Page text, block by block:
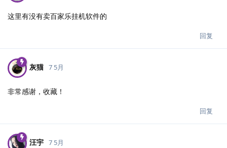
这里有没有卖百家乐挂机软件的
回复
灰猫 7 5月
非常感谢，收藏！
回复
汪宇 7 5月